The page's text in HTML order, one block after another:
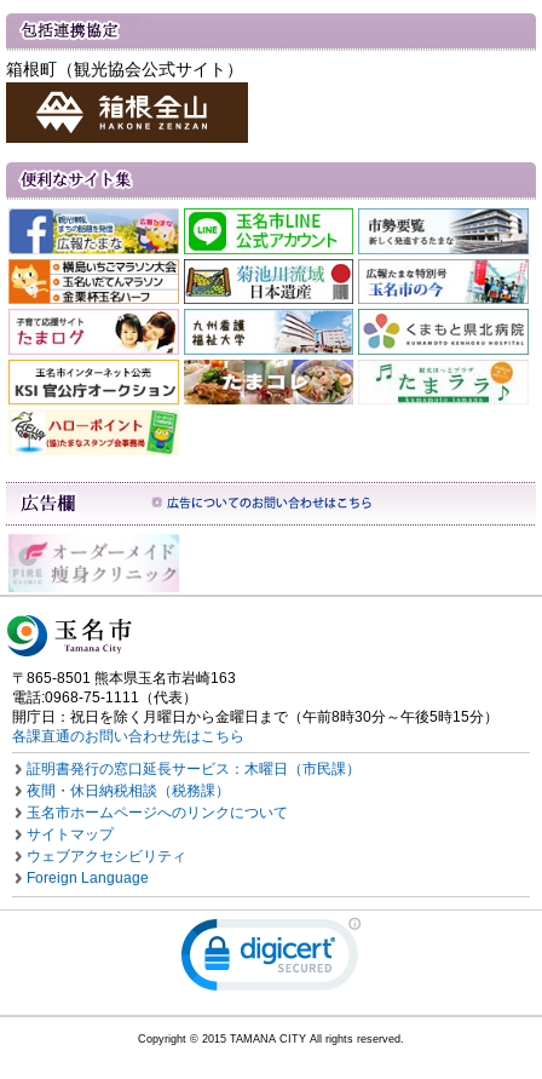
箱根町（観光協会公式サイト）
〒865-8501 熊本県玉名市岩崎163
電話:0968-75-1111（代表）
開庁日：祝日を除く月曜日から金曜日まで（午前8時30分～午後5時15分）
各課直通のお問い合わせ先はこちら
証明書発行の窓口延長サービス：木曜日（市民課）
夜間・休日納税相談（税務課）
玉名市ホームページへのリンクについて
サイトマップ
ウェブアクセシビリティ
Foreign Language
Copyright © 2015 TAMANA CITY All rights reserved.